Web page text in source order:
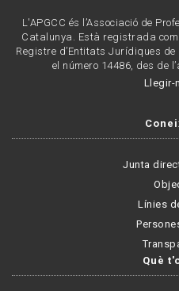
L'APGCC és l’Associació de
Catalunya. Està registrada
Registre d’Entitats Jurídiques
el número 14486, des de
Llegir-
Junta
Línies
Què